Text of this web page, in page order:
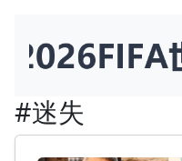
#迷失